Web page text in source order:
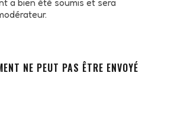
a bien été soumis et sera
NE PEUT PAS ÊTRE ENVOYÉ